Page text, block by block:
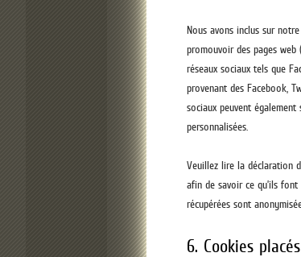
Nous avons inclus sur
promouvoir des pages web
réseaux sociaux tels que
provenant des Facebook,
sociaux peuvent
personnalisées.
Veuillez lire la déclaration
afin de savoir ce qu’ils
récupérées sont
6. Cookies placés